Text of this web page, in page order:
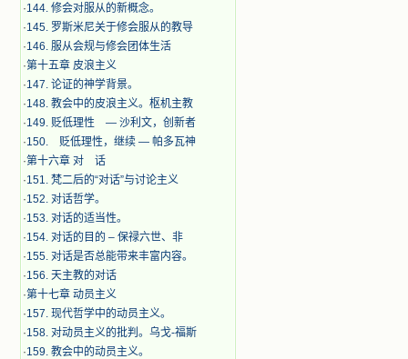
·144. 修会对服从的新概念。
·145. 罗斯米尼关于修会服从的教导
·146. 服从会规与修会团体生活
·第十五章 皮浪主义
·147. 论证的神学背景。
·148. 教会中的皮浪主义。枢机主教
·149. 贬低理性 — 沙利文，创新者
·150. 贬低理性，继续 — 帕多瓦神
·第十六章 对 话
·151. 梵二后的“对话”与讨论主义
·152. 对话哲学。
·153. 对话的适当性。
·154. 对话的目的 – 保禄六世、非
·155. 对话是否总能带来丰富内容。
·156. 天主教的对话
·第十七章 动员主义
·157. 现代哲学中的动员主义。
·158. 对动员主义的批判。乌戈-福斯
·159. 教会中的动员主义。